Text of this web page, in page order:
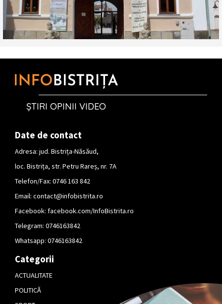
ȘTIRI OPINII VIDEO
Date de contact
Adresa: jud. Bistrița-Năsăud,
loc. Bistrița, str. Petru Rareș, nr. 7A
Telefon/Fax: 0746 163 842
Email: contact@infobistrita.ro
Facebook: facebook.com/InfoBistrita.ro
Telegram: 0746163842
Whatsapp: 0746163842
Categorii
ACTUALITATE
POLITICĂ